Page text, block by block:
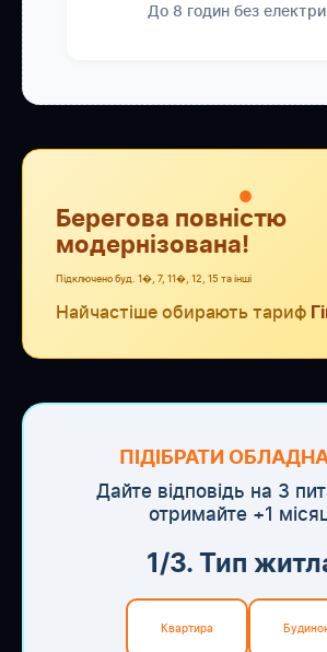
До 8 годин без
●
Берегова повністю
модернізована!
Підключено буд. 1�, 7, 11�, 12, 15 та інші
Найчастіше обирають тариф
ПІДІБРАТИ
Дайте відповідь на 3
отримайте +1
1/3. Тип
Квартира